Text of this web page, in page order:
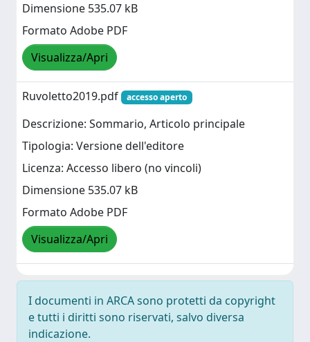
Dimensione 535.07 kB
Formato Adobe PDF
Visualizza/Apri
Ruvoletto2019.pdf accesso aperto
Descrizione: Sommario, Articolo principale
Tipologia: Versione dell'editore
Licenza: Accesso libero (no vincoli)
Dimensione 535.07 kB
Formato Adobe PDF
Visualizza/Apri
I documenti in ARCA sono protetti da copyright
e tutti i diritti sono riservati, salvo diversa
indicazione.